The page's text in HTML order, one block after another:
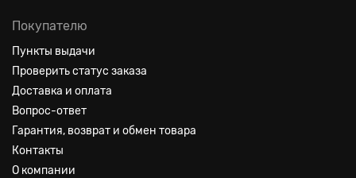
Покупателю
Пункты выдачи
Проверить статус заказа
Доставка и оплата
Вопрос-ответ
Гарантия, возврат и обмен товара
Контакты
О компании